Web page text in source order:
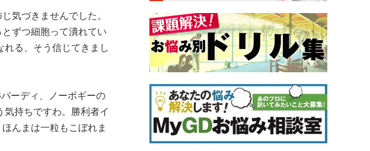
気づきませんでした。
ずつ細胞って潰れてい
る、そう信じてきまし
ーディ、ノーボギーの
持ちですわ。勝利者イ
んまは一粒もこぼれま